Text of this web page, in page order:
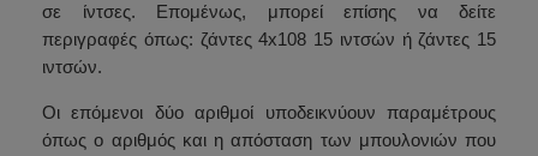
σε ίντσες. Επομένως, μπορεί επίσης να δείτε
περιγραφές όπως: ζάντες 4x108 15 ιντσών ή ζάντες 15
ιντσών.
Οι επόμενοι δύο αριθμοί υποδεικνύουν παραμέτρους
όπως ο αριθμός και η απόσταση των μπουλονιών που